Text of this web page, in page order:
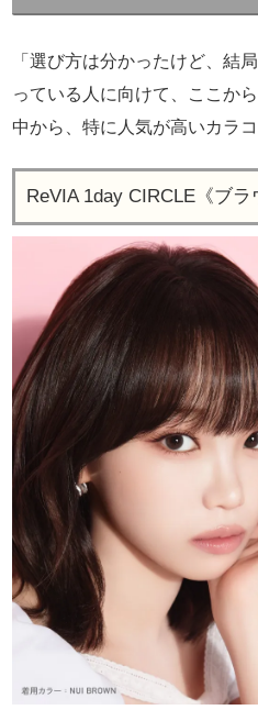
「選び方は分かったけど、結
っている人に向けて、ここか
中から、特に人気が高いカラ
ReVIA 1day CIRCLE《ブラ